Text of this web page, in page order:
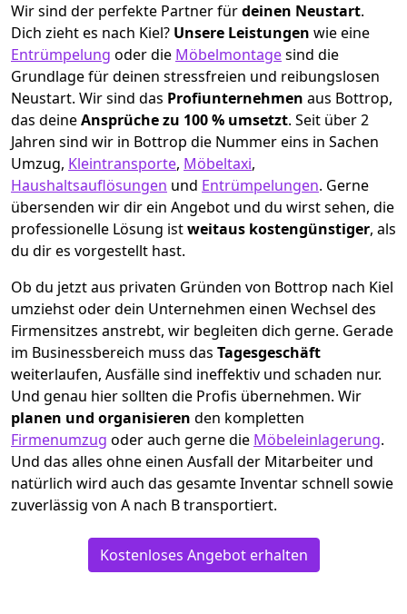
Wir sind der perfekte Partner fürdeinen Neustart.
Dich zieht es nach Kiel? Unsere Leistungen wie eine
Entrümpelung oder die Möbelmontagesind die
Grundlage für deinen stressfreien und reibungslosen
Neustart. Wir sind das Profiunternehmen aus Bottrop,
das deineAnsprüche zu 100 % umsetzt. Seit über 2
Jahren sind wir in Bottrop die Nummer eins in Sachen
Umzug, Kleintransporte, Möbeltaxi,
Haushaltsauflösungen und Entrümpelungen. Gerne
übersenden wir dir ein Angebot und du wirst sehen, die
professionelle Lösung istweitaus kostengünstiger, als
du dir es vorgestellt hast.
Ob du jetzt aus privaten Gründen von Bottrop nach Kiel
umziehst oder dein Unternehmen einen Wechsel des
Firmensitzes anstrebt, wir begleiten dich gerne. Gerade
im Businessbereich muss das Tagesgeschäft
weiterlaufen, Ausfälle sind ineffektiv und schaden nur.
Und genau hier sollten die Profis übernehmen. Wir
planen und organisieren den kompletten
Firmenumzug oder auch gerne die Möbeleinlagerung.
Und das alles ohne einen Ausfall der Mitarbeiter und
natürlich wird auch das gesamte Inventar schnell sowie
zuverlässig von A nach B transportiert.
Kostenloses Angebot erhalten